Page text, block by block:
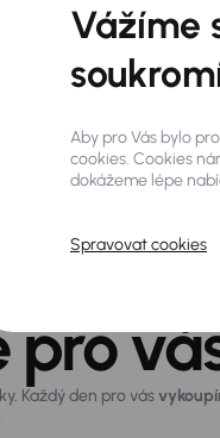
pro
Každý den pro vás
Vážíme
Aby pro Vás bylo
cookies. Cookies
dokážeme lépe
Spravovat cookies